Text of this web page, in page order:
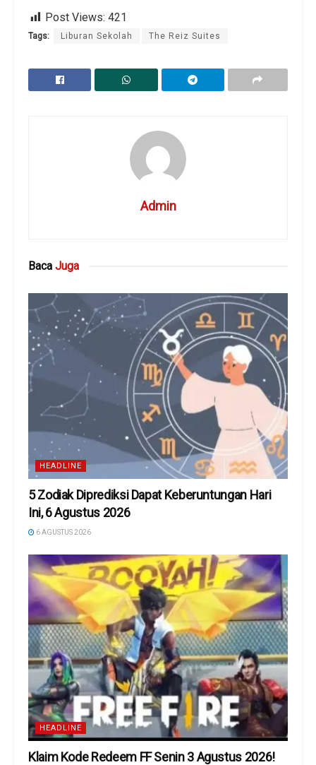
Post Views: 421
Tags: Liburan Sekolah The Reiz Suites
Admin
Baca Juga
HEADLINE
5 Zodiak Diprediksi Dapat Keberuntungan Hari
Ini, 6 Agustus 2026
6 AGUSTUS 2026
HEADLINE
Klaim Kode Redeem FF Senin 3 Agustus 2026!